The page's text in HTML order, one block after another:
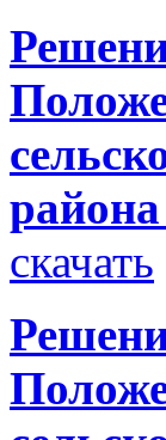
скачать